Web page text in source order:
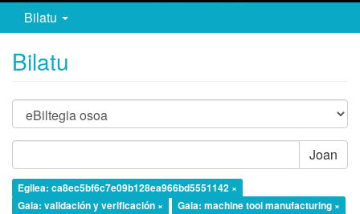
Bilatu
Bilatu
Joan
Egilea: ca8ec5bf6c7e09b128ea966bd5551142 ×
Gaia: validación y verificación ×
Gaia: machine tool manufacturing ×